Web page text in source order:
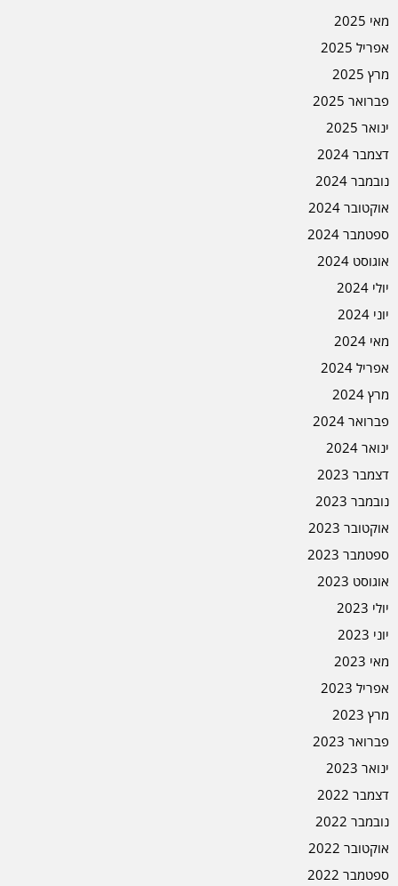
מאי 2025
אפריל 2025
מרץ 2025
פברואר 2025
ינואר 2025
דצמבר 2024
נובמבר 2024
אוקטובר 2024
ספטמבר 2024
אוגוסט 2024
יולי 2024
יוני 2024
מאי 2024
אפריל 2024
מרץ 2024
פברואר 2024
ינואר 2024
דצמבר 2023
נובמבר 2023
אוקטובר 2023
ספטמבר 2023
אוגוסט 2023
יולי 2023
יוני 2023
מאי 2023
אפריל 2023
מרץ 2023
פברואר 2023
ינואר 2023
דצמבר 2022
נובמבר 2022
אוקטובר 2022
ספטמבר 2022